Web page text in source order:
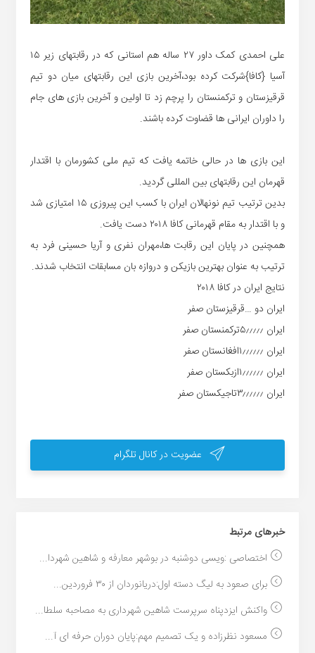
علی احمدی کمک داور ۲۷ ساله هم استانی که در رقابتهای زیر ۱۵
آسیا {کافا}شرکت کرده بود،آخرین بازی این رقابتهای میان دو تیم
قرقیزستان و ترکمنستان را پرچم زد تا اولین و آخرین بازی های جام
را داوران ایرانی ها قضاوت کرده باشند.
این بازی ها در حالی خاتمه یافت که تیم ملی کشورمان با اقتدار
قهرمان این رقابتهای بین المللی گردید.
بدین ترتیب تیم نونهالان ایران با کسب این پیروزی ۱۵ امتیازی شد
و با اقتدار به مقام قهرمانی کافا ۲۰۱۸ دست یافت.
همچنین در پایان این رقابت ها،مهران نفری و آریا حسینی فرد به
ترتیب به عنوان بهترین بازیکن و دروازه بان مسابقات انتخاب شدند.
نتایج ایران در کافا ۲۰۱۸
ایران دو …قرقیزستان صفر
ایران ۵٫٫٫٫٫ترکمنستان صفر
ایران ۱٫٫٫٫٫٫افغانستان صفر
ایران ۱٫٫٫٫٫٫ازبکستان صفر
ایران ۳٫٫٫٫٫٫تاجیکستان صفر
عضویت در کانال تلگرام
خبر‌های مرتبط
اختصاصی :ویسی دوشنبه در بوشهر معارفه و شاهین شهردا...
برای صعود به لیگ دسته اول:دریانوردان از ۳۰ فروردین...
واکنش ایزدپناه سرپرست شاهین شهرداری به مصاحبه سلطا...
مسعود نظرزاده و یک تصمیم مهم:پایان دوران حرفه ای آ...